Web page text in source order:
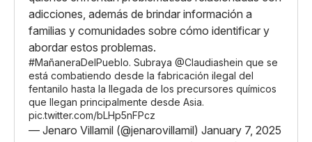
adicciones, además de brindar información a
familias y comunidades sobre cómo identificar y
abordar estos problemas.
#MañaneraDelPueblo. Subraya @Claudiashein que se
está combatiendo desde la fabricación ilegal del
fentanilo hasta la llegada de los precursores químicos
que llegan principalmente desde Asia.
pic.twitter.com/bLHp5nFPcz
— Jenaro Villamil (@jenarovillamil) January 7, 2025